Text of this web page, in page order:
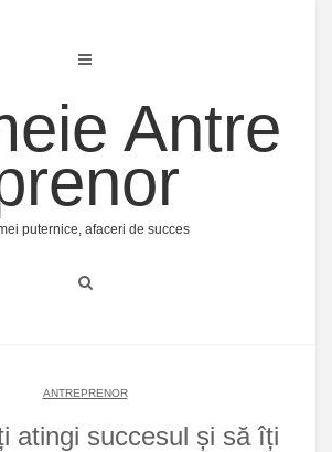
Antre
puternice, afaceri de succes
ANTREPRENOR
atingi succesul și să îți